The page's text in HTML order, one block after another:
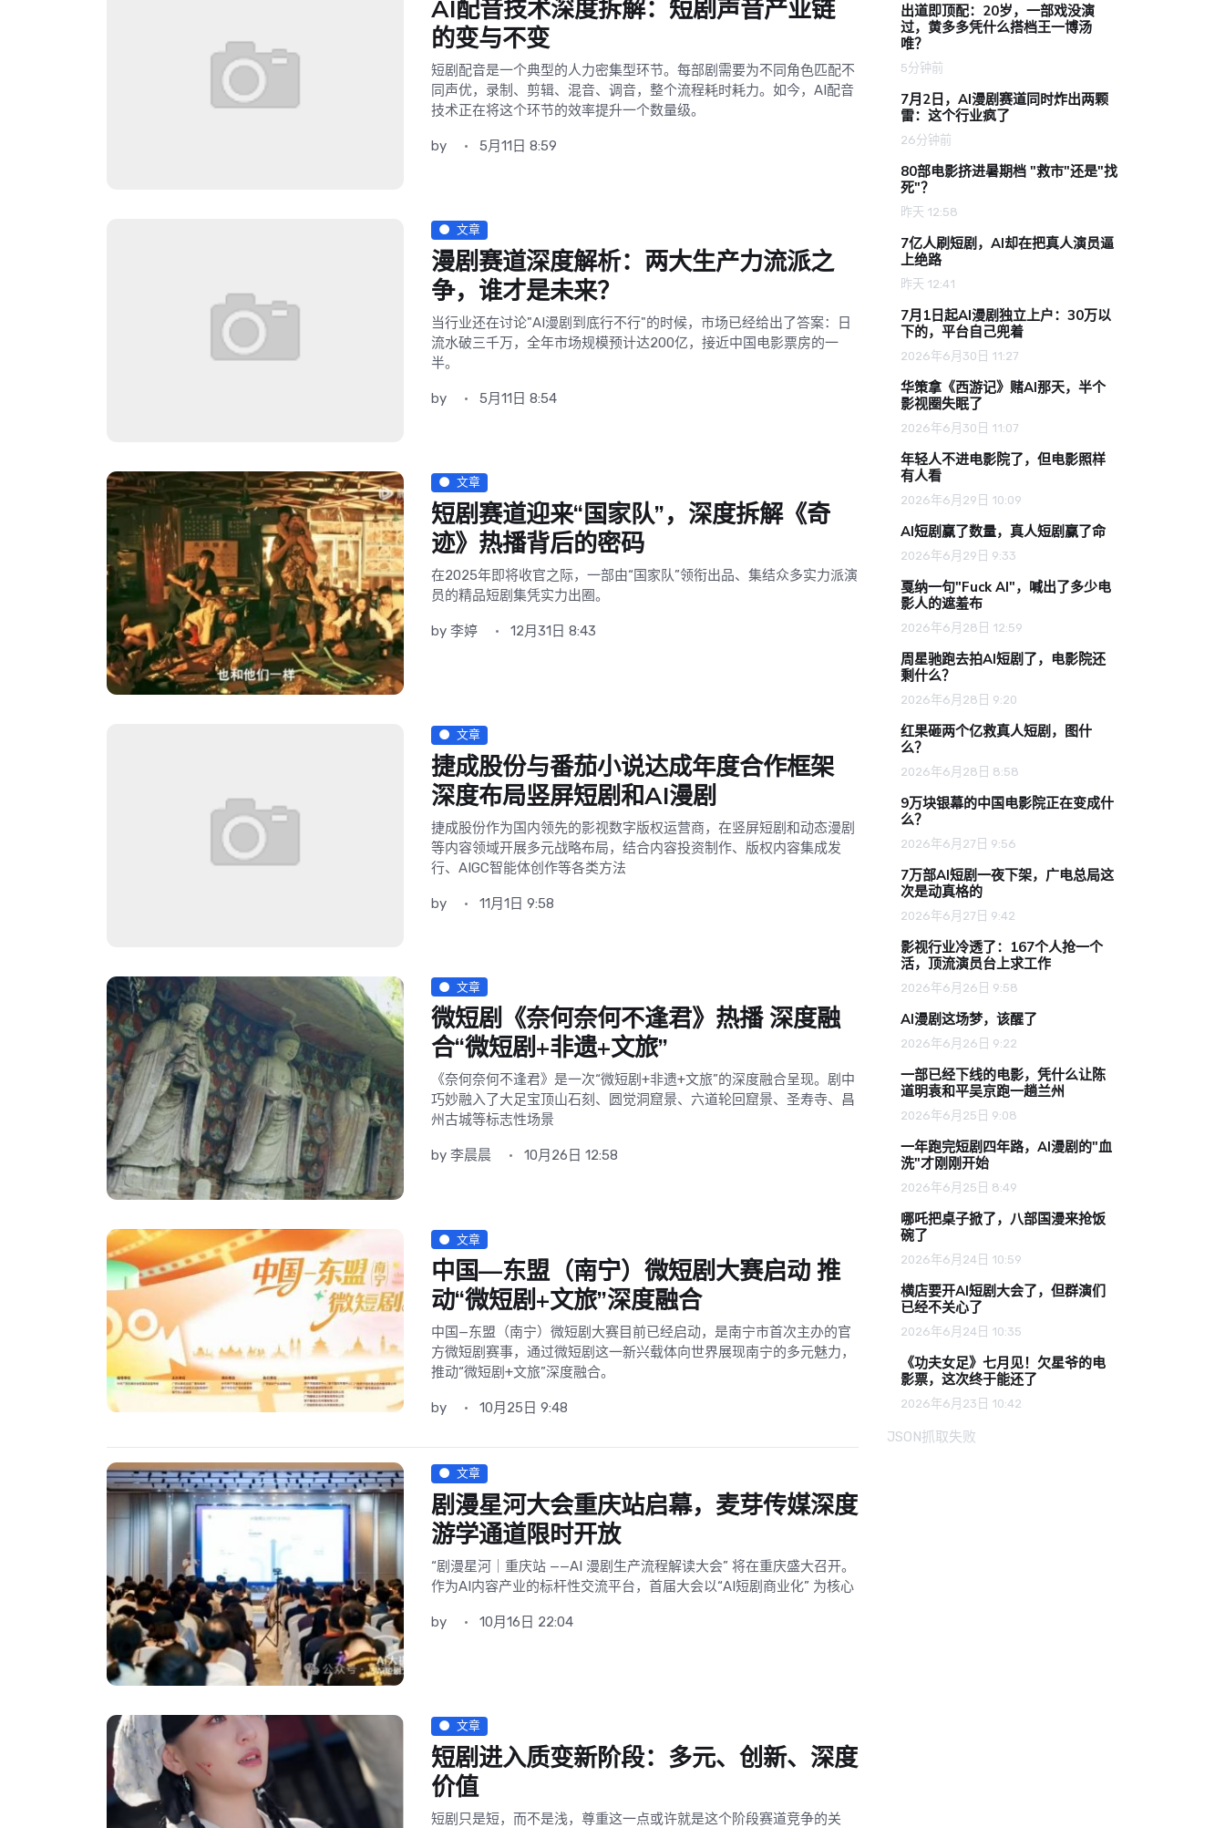
AI配音技术深度拆解：短剧声音产业链
的变与不变
短剧配音是一个典型的人力密集型环节。每部剧需要为不同角色匹配不
同声优，录制、剪辑、混音、调音，整个流程耗时耗力。如今，AI配音
技术正在将这个环节的效率提升一个数量级。
by 5月11日 8:59
文章
漫剧赛道深度解析：两大生产力流派之
争，谁才是未来？
当行业还在讨论"AI漫剧到底行不行"的时候，市场已经给出了答案：日
流水破三千万，全年市场规模预计达200亿，接近中国电影票房的一
半。
by 5月11日 8:54
文章
短剧赛道迎来“国家队”，深度拆解《奇
迹》热播背后的密码
在2025年即将收官之际，一部由“国家队”领衔出品、集结众多实力派演
员的精品短剧集凭实力出圈。
by李婷 12月31日 8:43
文章
捷成股份与番茄小说达成年度合作框架
深度布局竖屏短剧和AI漫剧
捷成股份作为国内领先的影视数字版权运营商，在竖屏短剧和动态漫剧
等内容领域开展多元战略布局，结合内容投资制作、版权内容集成发
行、AIGC智能体创作等各类方法
by 11月1日 9:58
文章
微短剧《奈何奈何不逢君》热播 深度融
合“微短剧+非遗+文旅”
《奈何奈何不逢君》是一次“微短剧+非遗+文旅”的深度融合呈现。剧中
巧妙融入了大足宝顶山石刻、圆觉洞窟景、六道轮回窟景、圣寿寺、昌
州古城等标志性场景
by李晨晨 10月26日 12:58
文章
中国—东盟（南宁）微短剧大赛启动 推
动“微短剧+文旅”深度融合
中国—东盟（南宁）微短剧大赛目前已经启动，是南宁市首次主办的官
方微短剧赛事，通过微短剧这一新兴载体向世界展现南宁的多元魅力，
推动“微短剧+文旅”深度融合。
by 10月25日 9:48
文章
剧漫星河大会重庆站启幕，麦芽传媒深度
游学通道限时开放
“剧漫星河｜重庆站 ——AI 漫剧生产流程解读大会” 将在重庆盛大召开。
作为AI内容产业的标杆性交流平台，首届大会以“AI短剧商业化” 为核心
by 10月16日 22:04
文章
短剧进入质变新阶段：多元、创新、深度
价值
短剧只是短，而不是浅，尊重这一点或许就是这个阶段赛道竞争的关
出道即顶配：20岁，一部戏没演
过，黄多多凭什么搭档王一博汤
唯？
5分钟前
7月2日，AI漫剧赛道同时炸出两颗
雷：这个行业疯了
26分钟前
80部电影挤进暑期档 "救市"还是"找
死"？
昨天 12:58
7亿人刷短剧，AI却在把真人演员逼
上绝路
昨天 12:41
7月1日起AI漫剧独立上户：30万以
下的，平台自己兜着
2026年6月30日 11:27
华策拿《西游记》赌AI那天，半个
影视圈失眠了
2026年6月30日 11:07
年轻人不进电影院了，但电影照样
有人看
2026年6月29日 10:09
AI短剧赢了数量，真人短剧赢了命
2026年6月29日 9:33
戛纳一句"Fuck AI"，喊出了多少电
影人的遮羞布
2026年6月28日 12:59
周星驰跑去拍AI短剧了，电影院还
剩什么？
2026年6月28日 9:20
红果砸两个亿救真人短剧，图什
么？
2026年6月28日 8:58
9万块银幕的中国电影院正在变成什
么？
2026年6月27日 9:56
7万部AI短剧一夜下架，广电总局这
次是动真格的
2026年6月27日 9:42
影视行业冷透了：167个人抢一个
活，顶流演员台上求工作
2026年6月26日 9:58
AI漫剧这场梦，该醒了
2026年6月26日 9:22
一部已经下线的电影，凭什么让陈
道明袁和平吴京跑一趟兰州
2026年6月25日 9:08
一年跑完短剧四年路，AI漫剧的"血
洗"才刚刚开始
2026年6月25日 8:49
哪吒把桌子掀了，八部国漫来抢饭
碗了
2026年6月24日 10:59
横店要开AI短剧大会了，但群演们
已经不关心了
2026年6月24日 10:35
《功夫女足》七月见！欠星爷的电
影票，这次终于能还了
2026年6月23日 10:42
JSON抓取失败